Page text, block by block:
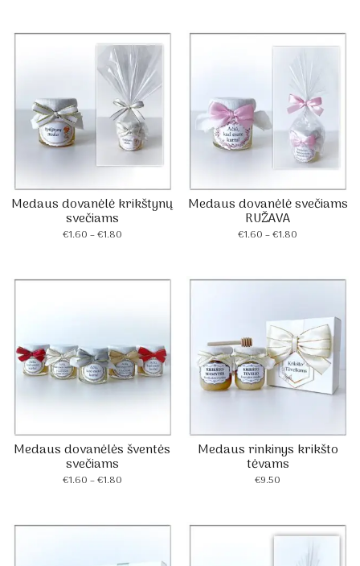
through
€5.15
through
€1.80
Medaus dovanėlė krikštynų
svečiams
€1.60 –€1.80Price
through
Medaus dovanėlė svečiams
RUŽAVA
€1.60 –€1.80
through
Medaus dovanėlės šventės
svečiams
€1.60 –€1.80Price
through
Medaus rinkinys krikšto
tėvams
€9.50